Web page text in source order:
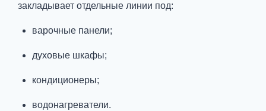
закладывает отдельные линии под:
варочные панели;
духовые шкафы;
кондиционеры;
водонагреватели.